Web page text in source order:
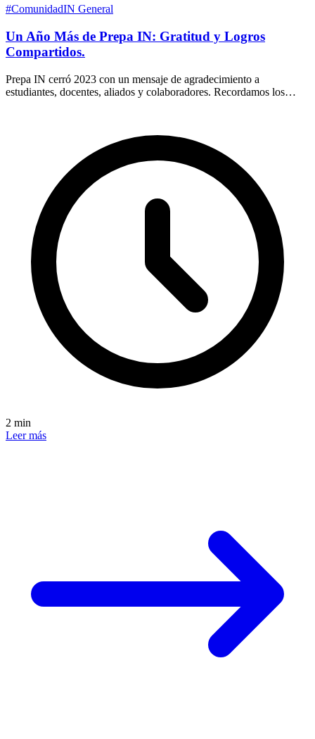
#ComunidadIN General
Un Año Más de Prepa IN: Gratitud y Logros
Compartidos.
Prepa IN cerró 2023 con un mensaje de agradecimiento a
estudiantes, docentes, aliados y colaboradores. Recordamos los
2 min
Leer más